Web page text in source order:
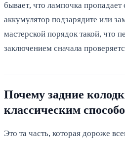
бывает, что лампочка пропадает
аккумулятор подзарядите или
мастерской порядок такой, что
заключением сначала
Почему задние
классическим
Это та часть, которая дороже